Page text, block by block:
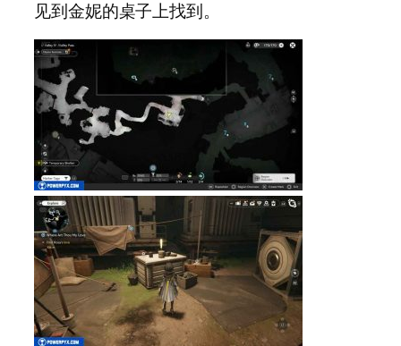
见到金妮的桌子上找到。